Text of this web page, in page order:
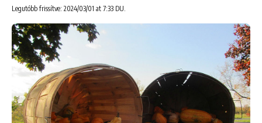
Legutóbb frissítve: 2024/03/01 at 7:33 DU.